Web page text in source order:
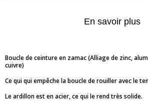
En savoir plus
Boucle de ceinture en zamac (Alliage de zinc,
cuivre)
Ce qui qui empêche la boucle de rouiller avec le
Le ardillon est en acier, ce qui le rend très solide.